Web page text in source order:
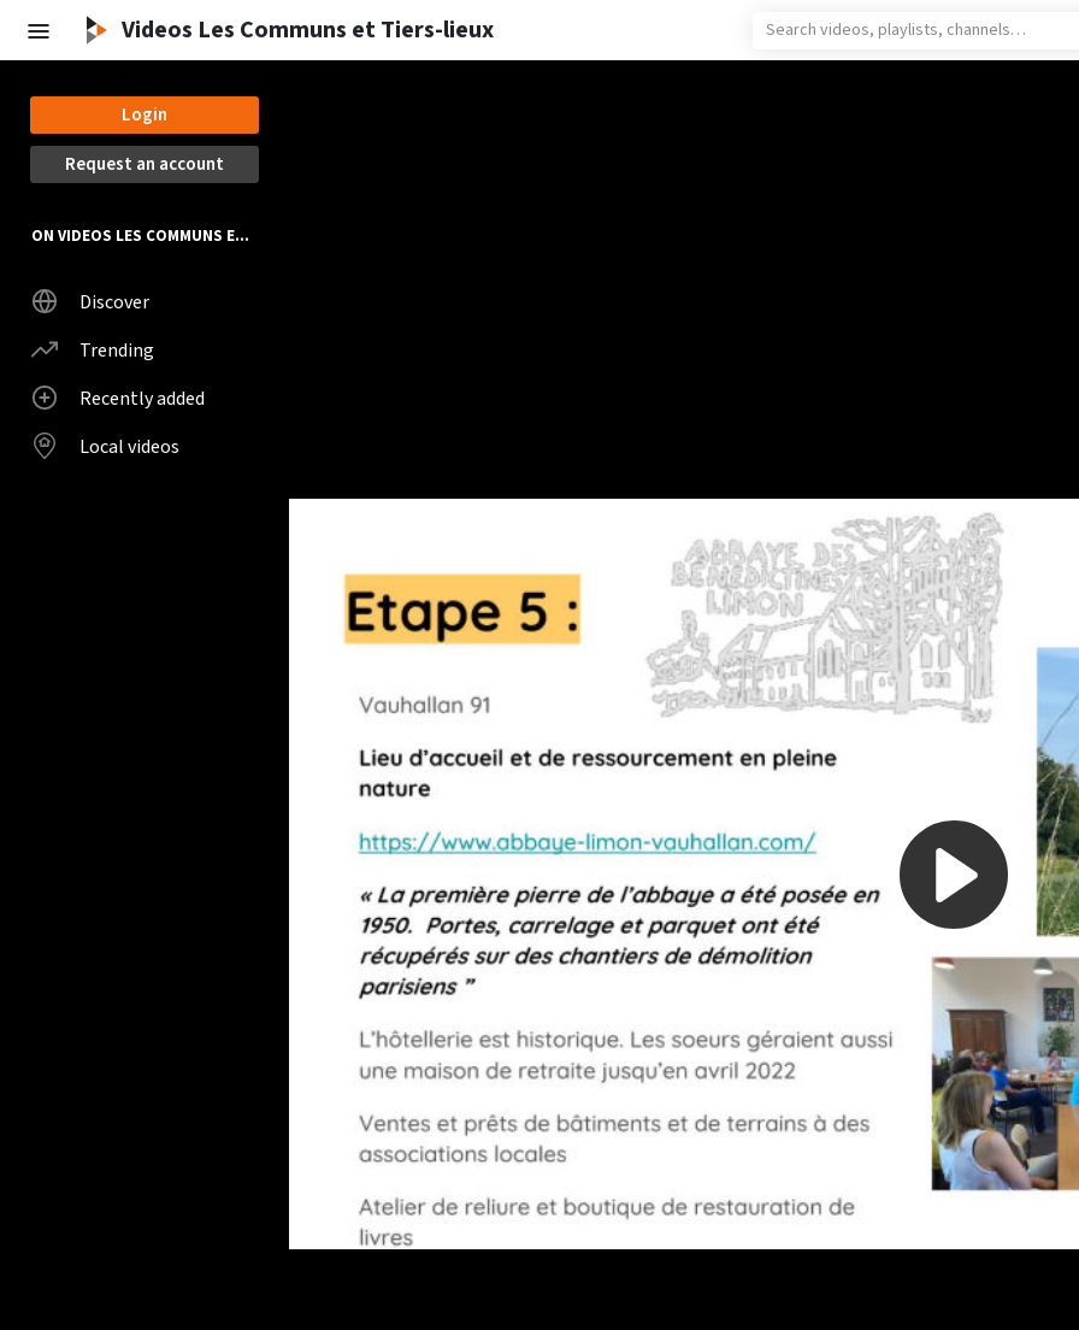
Videos Les Communs et Tiers-lieux
Login
Request an account
ON VIDEOS LES COMMUNS ET TIERS-LIEUX
Discover
Trending
Recently added
Local videos